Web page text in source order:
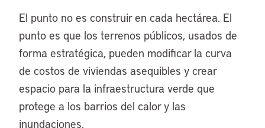
El punto no es construir en cada hectárea. El
punto es que los terrenos públicos, usados de
forma estratégica, pueden modificar la curva
de costos de viviendas asequibles y crear
espacio para la infraestructura verde que
protege a los barrios del calor y las
inundaciones.